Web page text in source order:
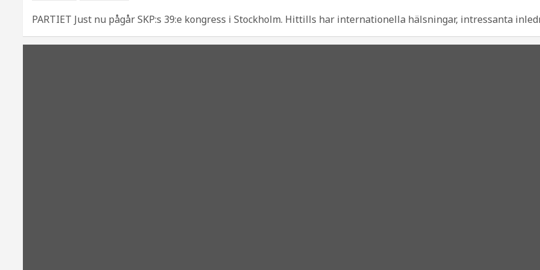
PARTIET Just nu pågår SKP:s 39:e kongress i Stockholm. Hittills har internationella hälsningar, intressanta